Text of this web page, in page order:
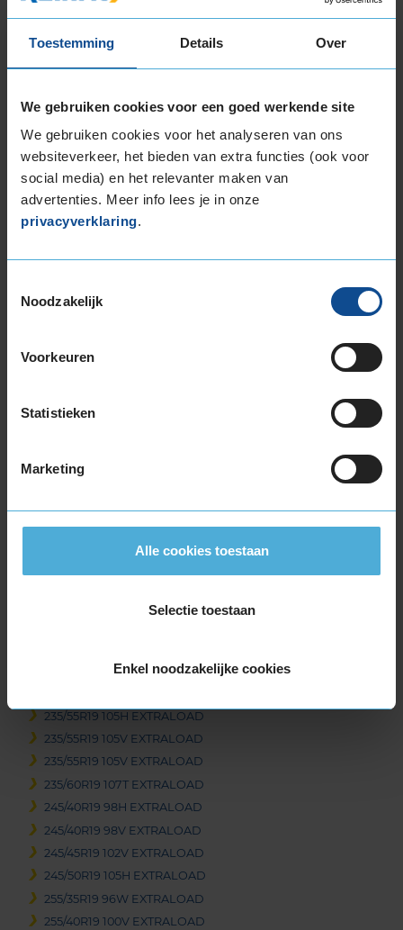
Toestemming Details Over
We gebruiken cookies voor een goed werkende site
We gebruiken cookies voor het analyseren van ons
websiteverkeer, het bieden van extra functies (ook voor
social media) en het relevanter maken van
advertenties. Meer info lees je in onze
privacyverklaring.
Noodzakelijk
Voorkeuren
Statistieken
Marketing
Alle cookies toestaan
Selectie toestaan
Enkel noodzakelijke cookies
235/50R18 101V EXTRALOAD
235/55R18 104H EXTRALOAD
235/55R18 104V EXTRALOAD
245/40R18 97V EXTRALOAD
245/45R18 100V EXTRALOAD
255/40R18 99V EXTRALOAD
255/45R18 103V EXTRALOAD
255/55R18 109H EXTRALOAD
255/55R18 109V EXTRALOAD
19-inch banden
215/50R19 97H EXTRALOAD
225/40R19 93T EXTRALOAD
225/45R19 96T EXTRALOAD
235/35R19 91W EXTRALOAD
235/40R19 96V EXTRALOAD
235/45R19 99T EXTRALOAD
235/45R19 99V EXTRALOAD
235/50R19 99T EXTRALOAD
235/55R19 105H EXTRALOAD
235/55R19 105V EXTRALOAD
235/55R19 105V EXTRALOAD
235/60R19 107T EXTRALOAD
245/40R19 98H EXTRALOAD
245/40R19 98V EXTRALOAD
245/45R19 102V EXTRALOAD
245/50R19 105H EXTRALOAD
255/35R19 96W EXTRALOAD
255/40R19 100V EXTRALOAD